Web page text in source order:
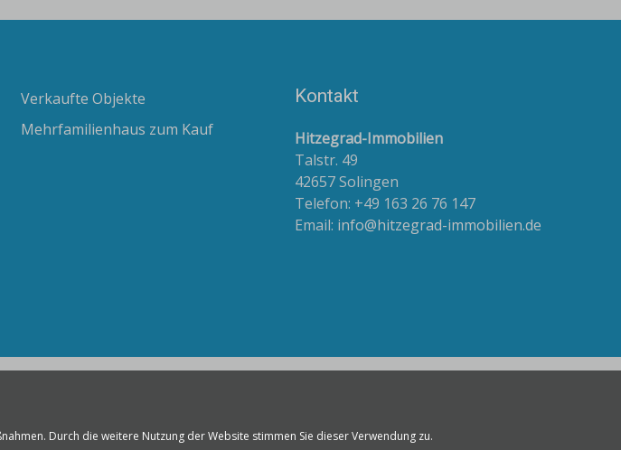
Verkaufte Objekte
Mehrfamilienhaus zum Kauf
Kontakt
Hitzegrad-Immobilien
Talstr. 49
42657 Solingen
Telefon: +49 163 26 76 147
Email: info@hitzegrad-immobilien.de
Durch die weitere Nutzung der Website stimmen Sie dieser Verwendung zu.